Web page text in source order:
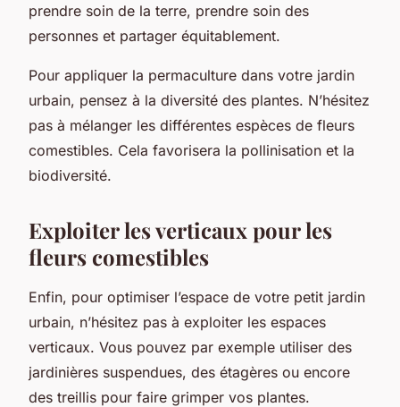
prendre soin de la terre, prendre soin des
personnes et partager équitablement.
Pour appliquer la permaculture dans votre jardin
urbain, pensez à la diversité des plantes. N’hésitez
pas à mélanger les différentes espèces de fleurs
comestibles. Cela favorisera la pollinisation et la
biodiversité.
Exploiter les verticaux pour les
fleurs comestibles
Enfin, pour optimiser l’espace de votre petit jardin
urbain, n’hésitez pas à exploiter les espaces
verticaux. Vous pouvez par exemple utiliser des
jardinières suspendues, des étagères ou encore
des treillis pour faire grimper vos plantes.